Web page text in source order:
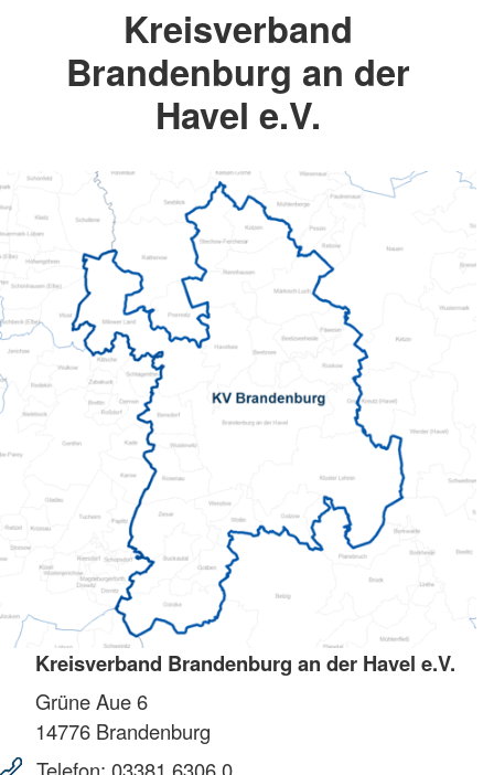
Kreisverband
Brandenburg an der
Havel e.V.
Kreisverband Brandenburg an der Havel e.V.
Grüne Aue 6
14776 Brandenburg